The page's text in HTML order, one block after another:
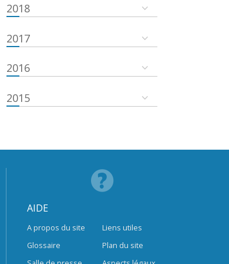
2018
2017
2016
2015
AIDE
A propos du site
Glossaire
Liens utiles
Plan du site